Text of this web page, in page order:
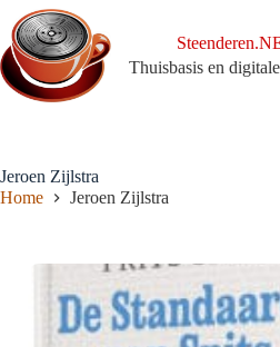
naar
de
inhoud
Thuisbasis en
Jeroen Zijlstra
Home
Jeroen Zijlstra